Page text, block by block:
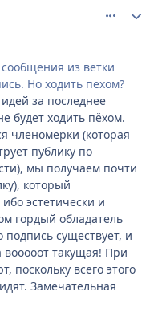
из ветки
Но ходить пехом?
за последнее
будет ходить пёхом.
членомерки (которая
публику по
мы получаем почти
который
эстетически и
гордый обладатель
подпись существует, и
такущая! При
поскольку всего этого
Замечательная